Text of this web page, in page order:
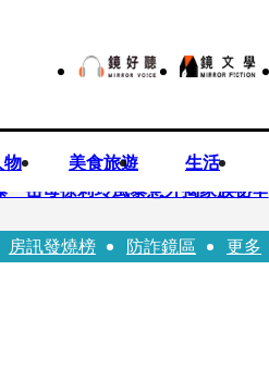
物 美食旅遊 生活
岳母徐莉玲風暴意外揭家族祕辛
解密長子身世
房訊發燒榜 防詐鏡區 更多